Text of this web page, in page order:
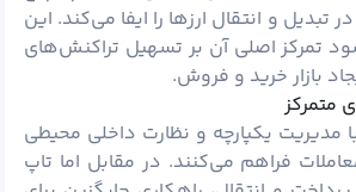
و انتقال ارزها را ایفا می‌کند. این
تمرکز اصلی آن بر تسهیل تراکنش‌های
بازار خرید و فروش.
متمرکز
مدیریت یکپارچه و نظارت داخلی محیطی
فراهم می‌کنند. در مقابل اما تاپ